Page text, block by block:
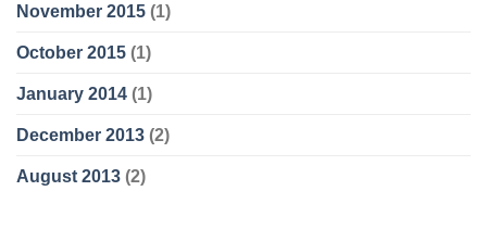
November 2015 (1)
October 2015 (1)
January 2014 (1)
December 2013 (2)
August 2013 (2)